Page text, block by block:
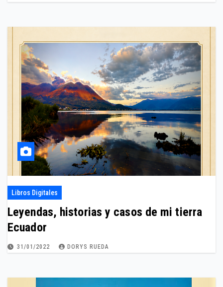
Libros Digitales
Leyendas, historias y casos de mi tierra
Ecuador
31/01/2022 DORYS RUEDA